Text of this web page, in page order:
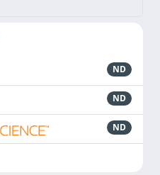
ND
ND
ND